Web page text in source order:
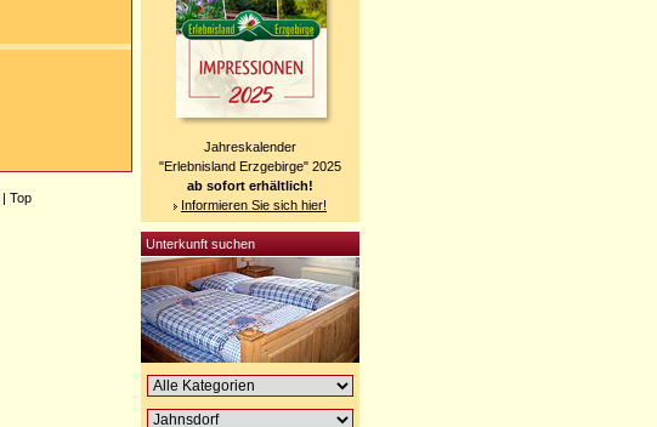
| Top
Jahreskalender
"Erlebnisland Erzgebirge" 2025
ab sofort erhältlich!
Informieren Sie sich hier!
Unterkunft suchen